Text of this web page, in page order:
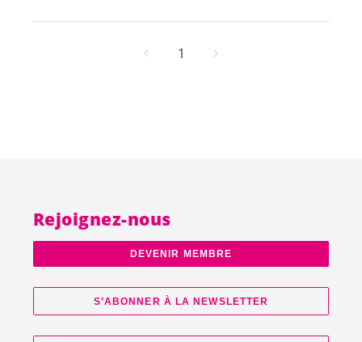
1
Rejoignez-nous
DEVENIR MEMBRE
S’ABONNER À LA NEWSLETTER